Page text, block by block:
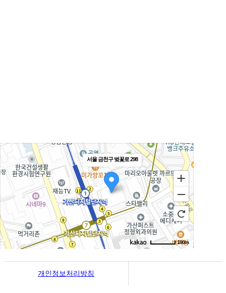
서울 금천구 벚꽃로 298
100m
개인정보처리방침